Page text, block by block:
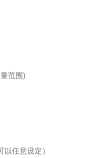
范围)
任意设定）